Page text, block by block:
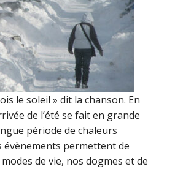
le soleil » dit la chanson. En
de l’été se fait en grande
période de chaleurs
évènements permettent de
de vie, nos dogmes et de